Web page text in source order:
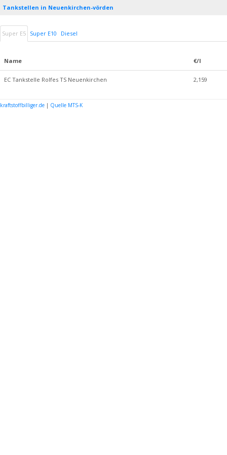
Tankstellen in Neuenkirchen-vörden
Super E5 Super E10 Diesel
Name €/l
EC Tankstelle Rolfes TS Neuenkirchen 2,159
kraftstoffbilliger.de | Quelle MTS-K